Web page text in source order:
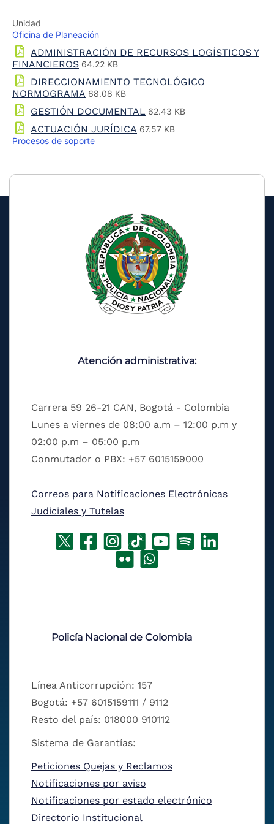
screen
reader
help
you
navigate
and
interact
with
content.
Unidad
Oficina de Planeación
ADMINISTRACIÓN DE RECURSOS LOGÍSTICOS Y
FINANCIEROS 64.22 KB
DIRECCIONAMIENTO TECNOLÓGICO
NORMOGRAMA 68.08 KB
GESTIÓN DOCUMENTAL 62.43 KB
ACTUACIÓN JURÍDICA 67.57 KB
Procesos de soporte
Atención administrativa:
Carrera 59 26-21 CAN, Bogotá - Colombia
Lunes a viernes de 08:00 a.m – 12:00 p.m y
02:00 p.m – 05:00 p.m
Conmutador o PBX: +57 6015159000
Correos para Notificaciones Electrónicas
Judiciales y Tutelas
Policía Nacional de Colombia
Línea Anticorrupción: 157
Bogotá: +57 6015159111 / 9112
Resto del país: 018000 910112
Sistema de Garantías:
Peticiones Quejas y Reclamos
Notificaciones por aviso
Notificaciones por estado electrónico
Directorio Institucional